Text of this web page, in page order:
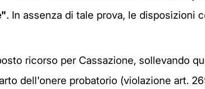
. In assenza di tale prova, le disposizioni
ricorso per Cassazione, sollevando
dell'onere probatorio (violazione art.